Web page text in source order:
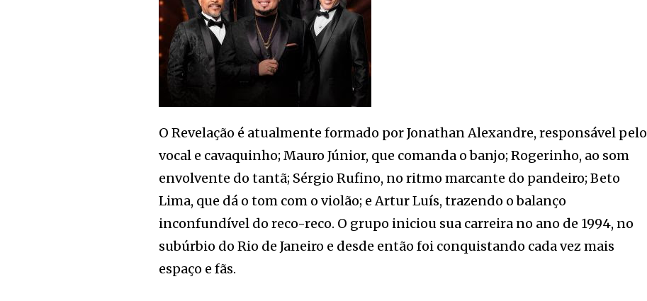
O Revelação é atualmente formado por Jonathan Alexandre, responsável pelo
vocal e cavaquinho; Mauro Júnior, que comanda o banjo; Rogerinho, ao som
envolvente do tantã; Sérgio Rufino, no ritmo marcante do pandeiro; Beto
Lima, que dá o tom com o violão; e Artur Luís, trazendo o balanço
inconfundível do reco-reco. O grupo iniciou sua carreira no ano de 1994, no
subúrbio do Rio de Janeiro e desde então foi conquistando cada vez mais
espaço e fãs.